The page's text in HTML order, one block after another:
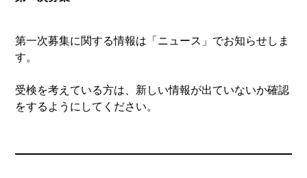
第一次募集に関する情報は「ニュース」でお知らせしま
す。
受検を考えている方は、新しい情報が出ていないか確認
をするようにしてください。